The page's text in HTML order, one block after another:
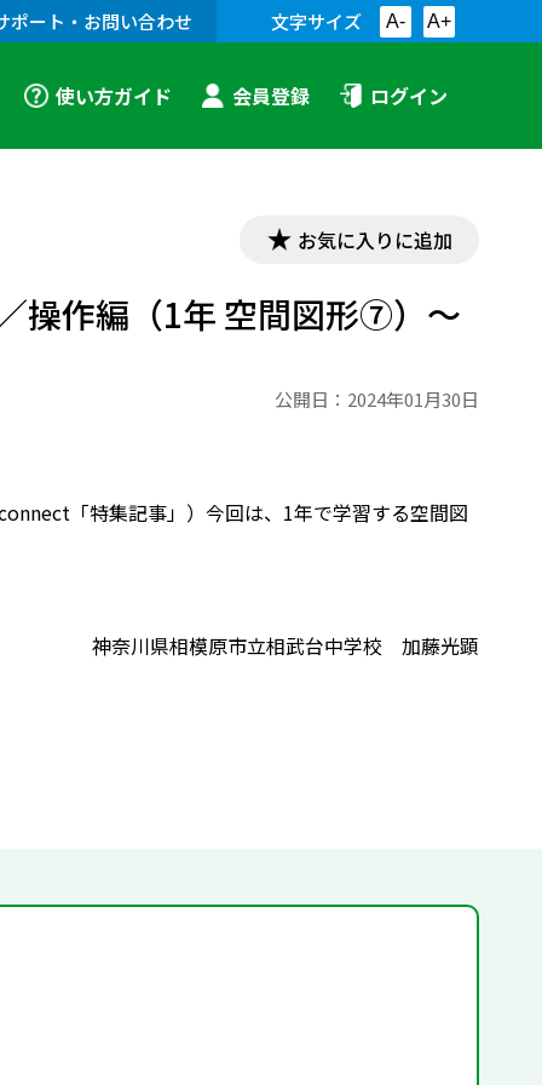
ポート・お問い合わせ 文字サイズ A- A+
使い方ガイド 会員登録 ログイン
お気に入りに追加
操作編（1年 空間図形⑦）～
公開日： 2024年01月30日
「特集記事」）今回は、1年で学習する空間図
神奈川県相模原市立相武台中学校 加藤光顕